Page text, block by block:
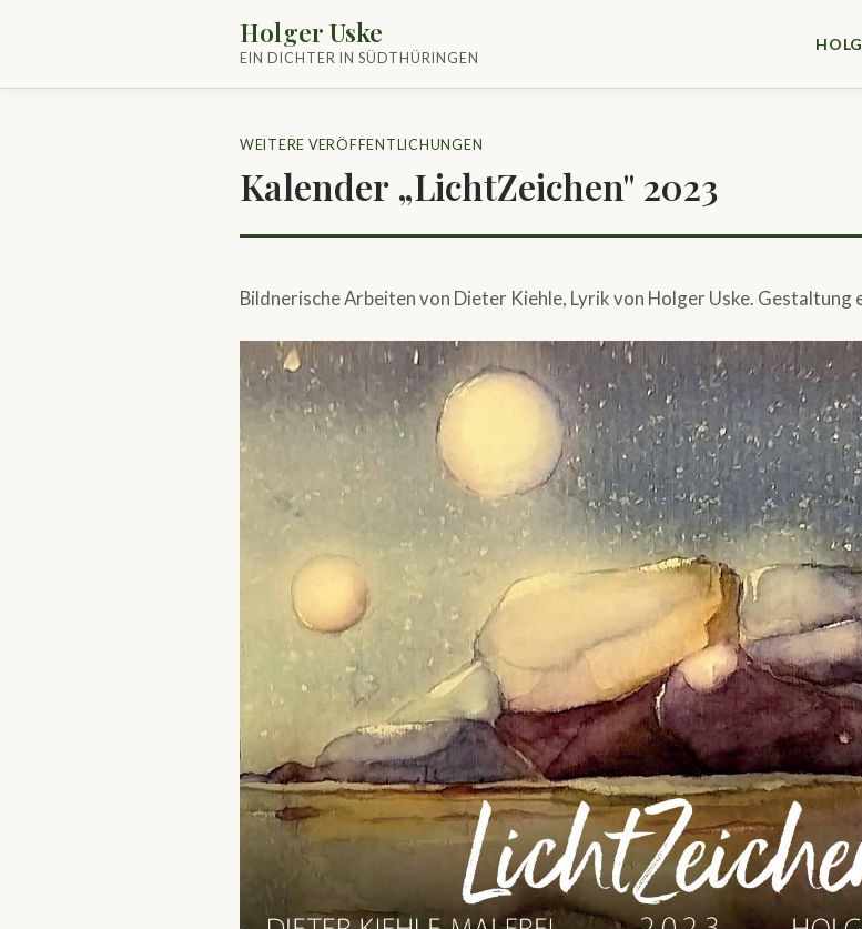
Holger Uske
EIN DICHTER IN SÜDTHÜRINGEN
WEITERE VERÖFFENTLICHUNGEN
Kalender „LichtZeichen" 2023
Bildnerische Arbeiten von Dieter Kiehle, Lyrik von Holger Uske.